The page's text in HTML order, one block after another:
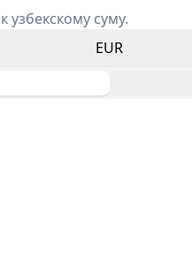
суму.
EUR